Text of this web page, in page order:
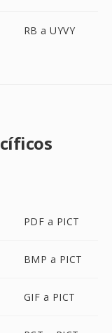
RB a UYVY
PDF a PICT
BMP a PICT
GIF a PICT